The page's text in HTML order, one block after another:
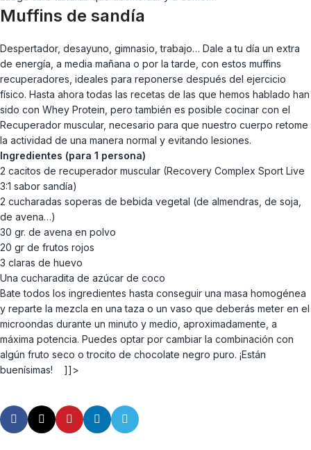
Muffins de sandía
Despertador, desayuno, gimnasio, trabajo… Dale a tu día un extra
de energía, a media mañana o por la tarde, con estos muffins
recuperadores, ideales para reponerse después del ejercicio
físico. Hasta ahora todas las recetas de las que hemos hablado han
sido con Whey Protein, pero también es posible cocinar con el
Recuperador muscular, necesario para que nuestro cuerpo retome
la actividad de una manera normal y evitando lesiones.
Ingredientes (para 1 persona)
2 cacitos de recuperador muscular (Recovery Complex Sport Live
3:1 sabor sandía)
2 cucharadas soperas de bebida vegetal (de almendras, de soja,
de avena…)
30 gr. de avena en polvo
20 gr de frutos rojos
3 claras de huevo
Una cucharadita de azúcar de coco
Bate todos los ingredientes hasta conseguir una masa homogénea
y reparte la mezcla en una taza o un vaso que deberás meter en el
microondas durante un minuto y medio, aproximadamente, a
máxima potencia. Puedes optar por cambiar la combinación con
algún fruto seco o trocito de chocolate negro puro. ¡Están
buenísimas! ]]>